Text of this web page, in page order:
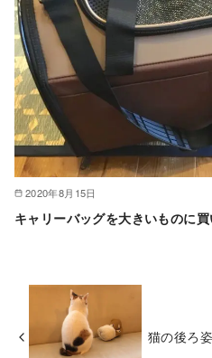
2020年8月15日
キャリーバッグを大きいものに
猫の後ろ